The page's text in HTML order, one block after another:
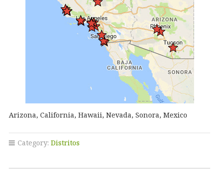
Arizona, California, Hawaii, Nevada, Sonora, Mexico
Category: Distritos